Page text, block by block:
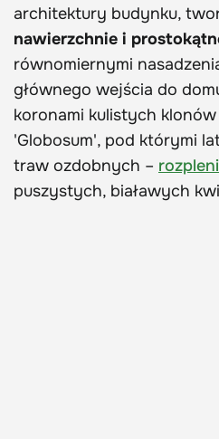
architektury budynku,
nawierzchnie i
równomiernymi
głównego wejścia do
koronami kulistych
'Globosum', pod którymi
traw ozdobnych –
puszystych, białawych